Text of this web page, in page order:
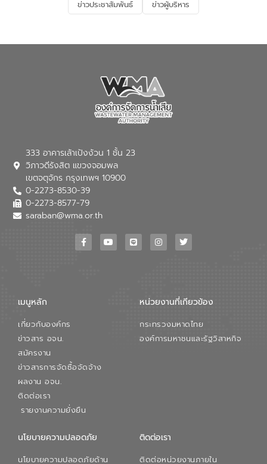
มุ่งตอบโจทย์ความท้าทายจากวิกฤตการ
ในครั้งนี้เป็นการดึงจุดแข็งและความ
(อจน.) มาผสานกับประสบการณ์และ
เทคโนโลยีโครงข่ายน้ำครบวงจรในพื้นที่ EEC
ของอีสท์ วอเตอร์ เพื่อร่วมกันศึกษา
เทคโนโลยีการปรับปรุงคุณภาพน้ำ (Water
Reuse) และพัฒนารูปแบบการดำเนินงาน
ใช้น้ำที่พุ่งสูงขึ้นจากการขยายตัวของ
การองค์การจัดการน้ำเสีย กล่าวถึงภารกิจ
เพื่อสนับสนุนการพัฒนาเมืองอย่างยั่งยืน
ขณะที่ นายบดินทร์ อุดล กรรมการผู้อำนวย
สมดุลทางเศรษฐกิจและสิ่งแวดล้อมได้อย่าง
ภาคเอกชนในครั้งนี้ นับเป็นก้าวสำคัญของ
องค์การจัดการน้ำเสีย (อจน.) ในการร่วมวาง
ข่าวประชาสัมพันธ์ ข่าวผู้บริหาร
333 อาคารเล้าเป้งง้วน 1 ชั้น 23
วิภาวดีรังสิต แขวงจอมพล
เขตจตุจักร กรุงเทพฯ 10900
0-2273-8530-39
0-2273-8577-79
saraban@wma.or.th
เมนูหลัก
เกี่ยวกับองค์กร
ข่าวสาร อจน.
สมัครงาน
ข่าวสารการจัดซื้อจัดจ้าง
ผลงาน อจน.
ติดต่อเรา
รายงานความยั่งยืน
หน่วยงานที่เกียวข้อง
กระทรวงมหาดไทย
องค์การมหาชนและรัฐวิสาหกิจ
นโยบายความปลอดภัย
นโยบายความปลอดภัยด้าน
ติดต่อเรา
ติดต่อหน่วยงานภายใน